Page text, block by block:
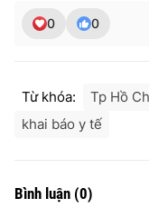
Giấy phép hoạt động
cấp ngày 29/12/2023
Nguyễn Trọng Ninh
0 0
Từ khóa: Tp Hồ
khai báo y tế
Bình luận (0)